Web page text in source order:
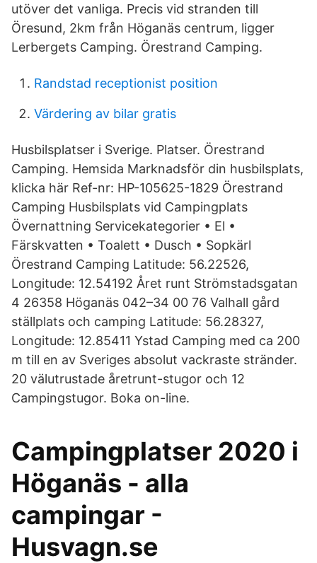
utöver det vanliga. Precis vid stranden till
Öresund, 2km från Höganäs centrum, ligger
Lerbergets Camping. Örestrand Camping.
Randstad receptionist position
Värdering av bilar gratis
Husbilsplatser i Sverige. Platser. Örestrand
Camping. Hemsida Marknadsför din husbilsplats,
klicka här Ref-nr: HP-105625-1829 Örestrand
Camping Husbilsplats vid Campingplats
Övernattning Servicekategorier • El •
Färskvatten • Toalett • Dusch • Sopkärl
Örestrand Camping Latitude: 56.22526,
Longitude: 12.54192 Året runt Strömstadsgatan
4 26358 Höganäs 042–34 00 76 Valhall gård
ställplats och camping Latitude: 56.28327,
Longitude: 12.85411 Ystad Camping med ca 200
m till en av Sveriges absolut vackraste stränder.
20 välutrustade åretrunt-stugor och 12
Campingstugor. Boka on-line.
Campingplatser 2020 i
Höganäs - alla
campingar -
Husvagn.se